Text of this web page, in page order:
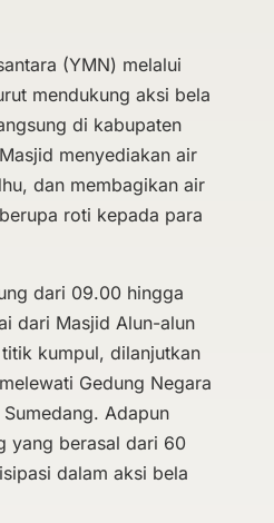
(YMN) melalui
mendukung aksi bela
di kabupaten
menyediakan air
dan membagikan air
roti kepada para
dari 09.00 hingga
dari Masjid Alun-alun
kumpul, dilanjutkan
Gedung Negara
Adapun
yang berasal dari 60
dalam aksi bela